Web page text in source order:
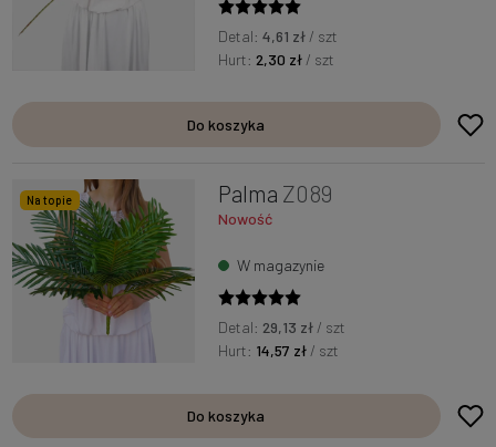
Detal: 4,61 zł / szt
Hurt:2,30 zł / szt
Do koszyka
Na topie Palma Z089
Nowość
W magazynie
Detal: 29,13 zł/ szt
Hurt: 14,57 zł/ szt
Do koszyka